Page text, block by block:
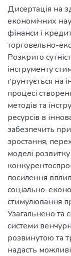
Дисертація на
економічних
фінанси і
торговельно-
Розкрито
інструменту
ґрунтується на
процесі
методів та
ресурсів в
забезпечить
зростання,
моделі
посилення
соціально-
стимулювання
Узагальнено та
системи
розвинутою та
надасть